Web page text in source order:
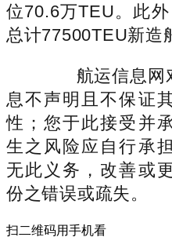
位70.6万TEU。此
总计77500TEU新造
航运信息网
息不声明且不保证
性；您于此接受并
生之风险应自行承
无此义务，改善或
份之错误或疏失。
扫二维码用手机看